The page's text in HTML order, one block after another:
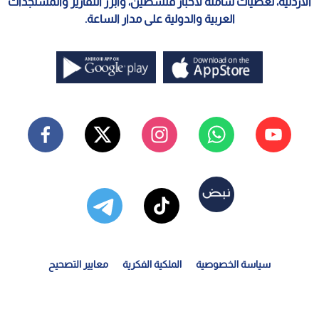
العربية والدولية على مدار الساعة.
سياسة الخصوصية الملكية الفكرية معايير التصحيح